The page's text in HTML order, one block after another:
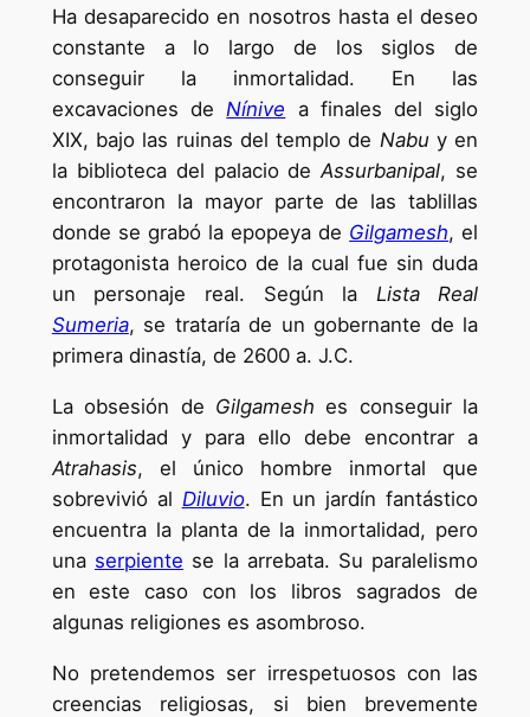
Ha desaparecido en nosotros hasta el deseo
constante a lo largo de los siglos de
conseguir la inmortalidad. En las
excavaciones deNínive a finales del siglo
XIX, bajo las ruinas del templo de Nabuy en
la biblioteca del palacio deAssurbanipal, se
encontraron la mayor parte de las tablillas
donde se grabó la epopeya de Gilgamesh, el
protagonista heroico de la cual fue sin duda
un personaje real. Según la Lista Real
Sumeria, se trataría de un gobernante de la
primera dinastía, de 2600 a. J.C.
La obsesión de Gilgamesh es conseguir la
inmortalidad y para ello debe encontrar a
Atrahasis, el único hombre inmortal que
sobrevivió al Diluvio. En un jardín fantástico
encuentra la planta de la inmortalidad, pero
una serpiente se la arrebata. Su paralelismo
en este caso con los libros sagrados de
algunas religiones es asombroso.
No pretendemos ser irrespetuosos con las
creencias religiosas, si bien brevemente